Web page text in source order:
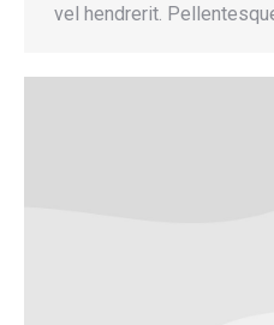
vel hendrerit.